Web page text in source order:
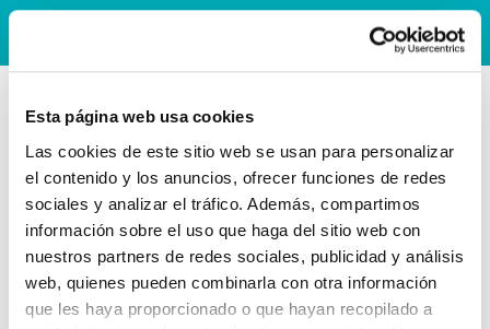
Esta página web usa cookies
Las cookies de este sitio web se usan para personalizar
el contenido y los anuncios, ofrecer funciones de redes
sociales y analizar el tráfico. Además, compartimos
información sobre el uso que haga del sitio web con
nuestros partners de redes sociales, publicidad y análisis
web, quienes pueden combinarla con otra información
que les haya proporcionado o que hayan recopilado a